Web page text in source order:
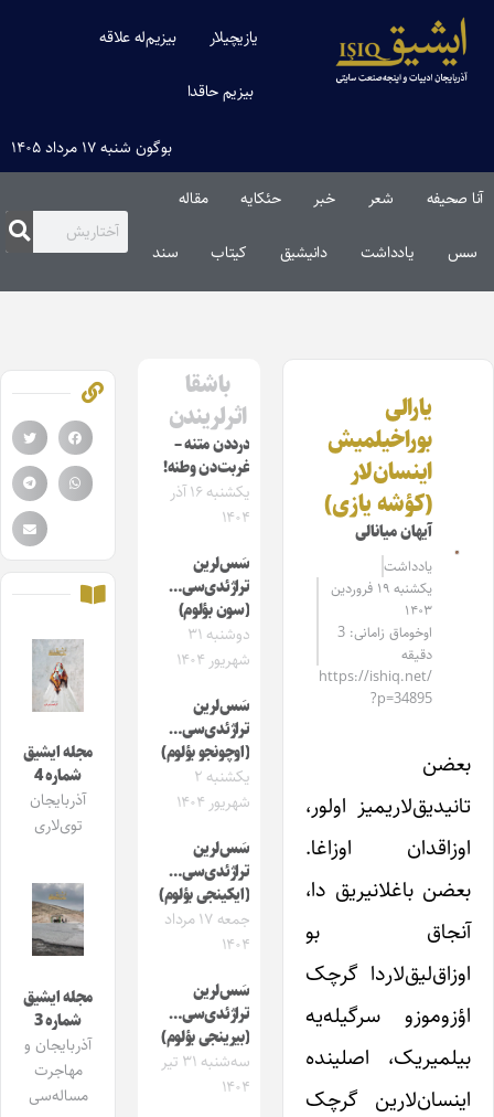
یازیچیلار بیزیم‌له علاقه
بیزیم حاقدا
بوگون شنبه ۱۷ مرداد ۱۴۰۵
آنا صحیفه شعر خبر حئکایه مقاله‌
سس یادداشت دانیشیق کیتاب سند
یارالی
بوراخیلمیش
اینسان‌لار
(کؤشه یازی)
آیهان میانالی
یادداشت
یکشنبه ۱۹ فروردین
۱۴۰۳
اوخوماق زامانی: 3
دقیقه
https://ishiq.net/
?p=34895
بعضن
تانیدیق‌لاریمیز اولور،
اوزاقدان اوزاغا.
بعضن باغلانیریق دا،
آنجاق بو
اوزاق‌لیق‌لاردا گرچک
اؤزوموزو سرگیله‌یه
بیلمیریک، اصلینده
اینسان‌لارین گرچک
باشقا
اثرلریندن
درددن متنه –
غربت‌دن وطنه!
یکشنبه ۱۶ آذر
۱۴۰۴
سَس‌لرین
تراژئدی‌سی…
(سون بؤلوم)
دوشنبه ۳۱
شهریور ۱۴۰۴
سَس‌لرین
تراژئدی‌سی…
(اوچونجو بؤلوم)
یکشنبه ۲
شهریور ۱۴۰۴
سَس‌لرین
تراژئدی‌سی…
(ایکینجی بؤلوم)
جمعه ۱۷ مرداد
۱۴۰۴
سَس‌لرین
تراژئدی‌سی…
(بیرینجی بؤلوم)
سه‌شنبه ۳۱ تیر
۱۴۰۴
مجله ایشیق
شماره 4
آذربایجان
توی‌لاری
مجله ایشیق
شماره 3
آذربایجان و
مهاجرت
مساله‌سی